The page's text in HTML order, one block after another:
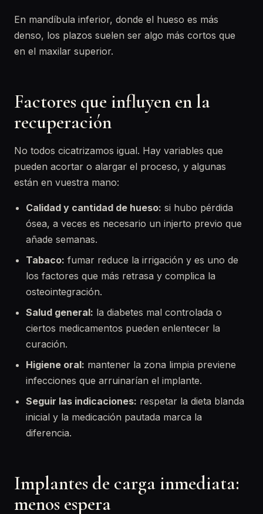
En mandíbula inferior, donde el hueso es más
denso, los plazos suelen ser algo más cortos que
en el maxilar superior.
Factores que influyen en la
recuperación
No todos cicatrizamos igual. Hay variables que
pueden acortar o alargar el proceso, y algunas
están en vuestra mano:
Calidad y cantidad de hueso: si hubo pérdida
ósea, a veces es necesario un injerto previo que
añade semanas.
Tabaco: fumar reduce la irrigación y es uno de
los factores que más retrasa y complica la
osteointegración.
Salud general: la diabetes mal controlada o
ciertos medicamentos pueden enlentecer la
curación.
Higiene oral: mantener la zona limpia previene
infecciones que arruinarían el implante.
Seguir las indicaciones: respetar la dieta blanda
inicial y la medicación pautada marca la
diferencia.
Implantes de carga inmediata:
menos espera